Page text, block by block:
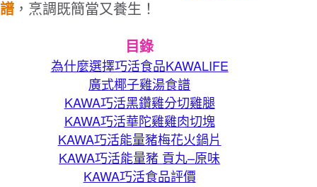
譜 ，烹調既簡當又養生！
目錄
為什麼選擇巧活食品KAWALIFE
廣式椰子雞湯食譜
KAWA巧活黑鑽雞分切雞腿
KAWA巧活華陀雞雞肉切塊
KAWA巧活能量豬梅花火鍋片
KAWA巧活能量豬 貢丸–原味
KAWA巧活食品評價